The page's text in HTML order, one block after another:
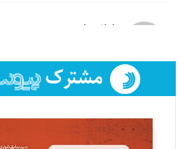
لیلا حنارود
فائزه فتحی رستمی
تحریریه